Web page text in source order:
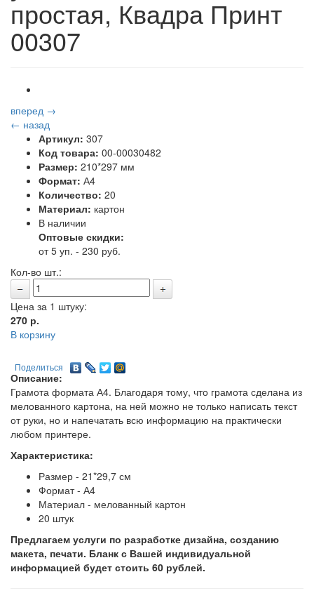
простая, Квадра Принт
00307
вперед →
← назад
Артикул: 307
Код товара: 00-00030482
Размер: 210*297 мм
Формат: А4
Количество: 20
Материал: картон
В наличии
Оптовые скидки:
от 5 уп. - 230 руб.
Кол-во шт.:
Цена за 1 штуку:
270 р.
В корзину
Поделиться
Описание:
Грамота формата А4. Благодаря тому, что грамота сделана из
мелованного картона, на ней можно не только написать текст
от руки, но и напечатать всю информацию на практически
любом принтере.
Характеристика:
Размер - 21*29,7 см
Формат - А4
Материал - мелованный картон
20 штук
Предлагаем услуги по разработке дизайна, созданию
макета, печати. Бланк с Вашей индивидуальной
информацией будет стоить 60 рублей.